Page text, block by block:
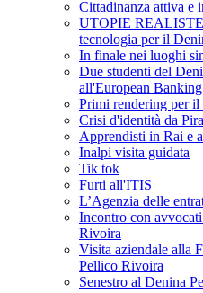
Cittadinanza attiva e
UTOPIE REALISTE
tecnologia per il
In finale nei luoghi
Due studenti del
all'European
Primi rendering per
Crisi d'identità da
Apprendisti in Rai e
Inalpi visita guidata
Tik tok
Furti all'ITIS
L’Agenzia delle
Incontro con
Rivoira
Visita aziendale alla
Pellico Rivoira
Senestro al Denina